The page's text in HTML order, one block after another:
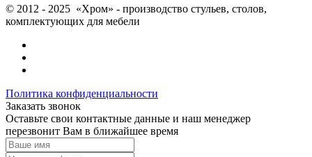
© 2012 - 2025 «Хром» - производство стульев, столов,
комплектующих для мебели
Политика конфиденциальности
Заказать звонок
Оставьте свои контактные данные и наш менеджер
перезвонит Вам в ближайшее время